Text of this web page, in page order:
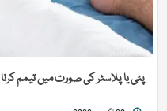
پٹی یا پلاسٹر کی صورت میں تیمم کرنا